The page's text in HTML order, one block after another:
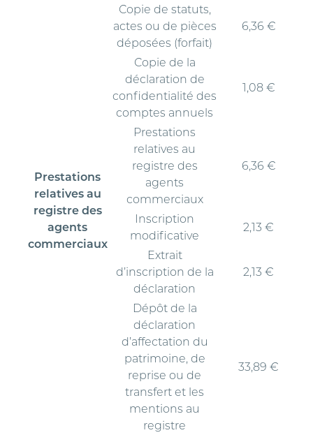
Copie de statuts,
actes ou de pièces
déposées (forfait)
6,36 €
Copie de la
déclaration de
confidentialité des
comptes annuels
1,08 €
Prestations
relatives au
registre des
agents
commerciaux
Prestations
relatives au
registre des
agents
commerciaux
6,36 €
Inscription
modificative
2,13 €
Extrait
d’inscription de la
déclaration
2,13 €
Dépôt de la
déclaration
d’affectation du
patrimoine, de
reprise ou de
transfert et les
mentions au
registre
33,89 €